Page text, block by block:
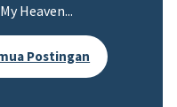
Heaven...
Postingan